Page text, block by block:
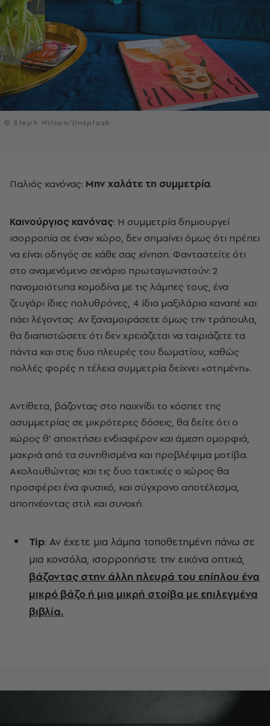
© Steph Wilson/Unsplash
Παλιός κανόνας: Μην χαλάτε τη συμμετρία.
Καινούργιος κανόνας: Η συμμετρία δημιουργεί
ισορροπία σε έναν χώρο, δεν σημαίνει όμως ότι πρέπει
να είναι οδηγός σε κάθε σας κίνηση. Φανταστείτε ότι
στο αναμενόμενο σενάριο πρωταγωνιστούν: 2
πανομοιότυπα κομοδίνα με τις λάμπες τους, ένα
ζευγάρι ίδιες πολυθρόνες, 4 ίδια μαξιλάρια καναπέ και
πάει λέγοντας. Αν ξαναμοιράσετε όμως την τράπουλα,
θα διαπιστώσετε ότι δεν χρειάζεται να ταιριάζετε τα
πάντα και στις δυο πλευρές του δωματίου, καθώς
πολλές φορές η τέλεια συμμετρία δείχνει «στημένη».
Αντίθετα, βάζοντας στο παιχνίδι το κόσπετ της
ασυμμετρίας σε μικρότερες δόσεις, θα δείτε ότι ο
χώρος θ’ αποκτήσει ενδιαφέρον και άμεση ομορφιά,
μακριά από τα συνηθισμένα και προβλέψιμα μοτίβα.
Ακολουθώντας και τις δυο τακτικές ο χώρος θα
προσφέρει ένα φυσικό, και σύγχρονο αποτέλεσμα,
αποπνέοντας στιλ και συνοχή.
Tip: Αν έχετε μια λάμπα τοποθετημένη πάνω σε
μια κονσόλα, ισορροπήστε την εικόνα οπτικά,
βάζοντας στην άλλη πλευρά του επίπλου ένα
μικρό βάζο ή μια μικρή στοίβα με επιλεγμένα
βιβλία.